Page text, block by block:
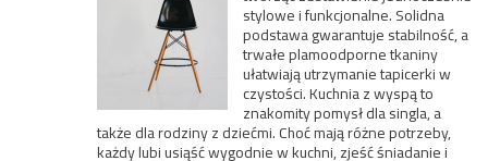
stylowe i funkcjonalne. Solidna
podstawa gwarantuje stabilność, a
trwałe plamoodporne tkaniny
ułatwiają utrzymanie tapicerki w
czystości. Kuchnia z wyspą to
znakomity pomysł dla singla, a
także dla rodziny z dziećmi. Choć mają różne potrzeby,
każdy lubi usiąść wygodnie w kuchni, zjeść śniadanie i